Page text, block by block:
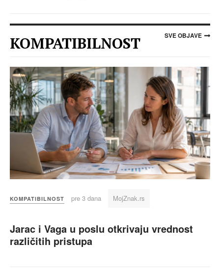
KOMPATIBILNOST SVE OBJAVE
KOMPATIBILNOST pre 3 dana MojZnak.rs
Jarac i Vaga u poslu otkrivaju vrednost
različitih pristupa